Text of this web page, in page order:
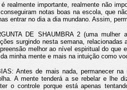
é realmente importante, realmente não
notas boas na escola, que
entrar no dia a dia mundano. Assim,
DE SHAUMBRA 2 (uma
surgindo nesta semana,
melhor ao nível espiritual do
minha mente e mais na intuição como
Antes de mais nada, permanecer
A mente tenderá a se rebelar e lhe
o controle porque está apenas